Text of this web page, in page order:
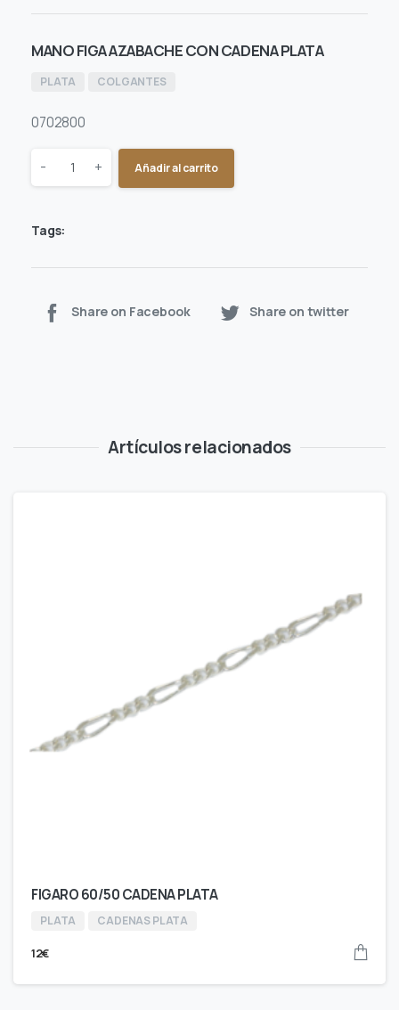
MANO FIGA AZABACHE CON CADENA PLATA
PLATA COLGANTES
0702800
Quantity
- + Añadir al carrito
Tags:
Share on Facebook Share on twitter
Artículos relacionados
FIGARO 60/50 CADENA PLATA
PLATA CADENAS PLATA
12€